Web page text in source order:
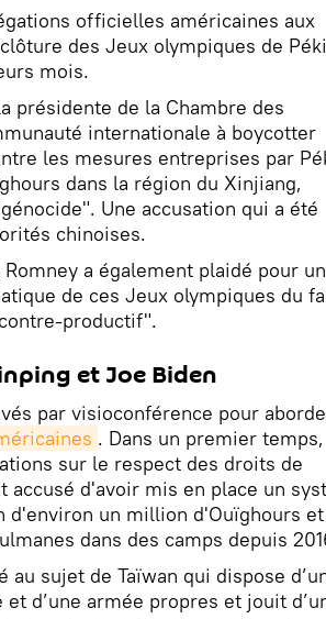
officielles américaines aux
des Jeux olympiques de
mois.
présidente de la Chambre des
internationale à boycotter
les mesures entreprises par
dans la région du Xinjiang,
Une accusation qui a été
chinoises.
a également plaidé pour un
de ces Jeux olympiques du
productif".
et Joe Biden
par visioconférence pour
. Dans un premier
sur le respect des droits de
accusé d'avoir mis en place un
d'environ un million d'Ouïghours
dans des camps depuis
sujet de Taïwan qui dispose
d’une armée propres et jouit